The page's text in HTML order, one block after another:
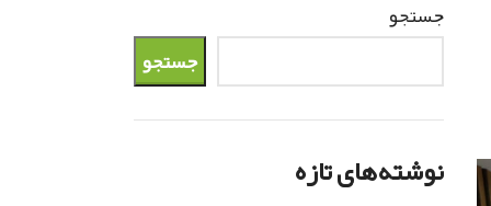
جستجو
جستجو
نوشته‌های تازه